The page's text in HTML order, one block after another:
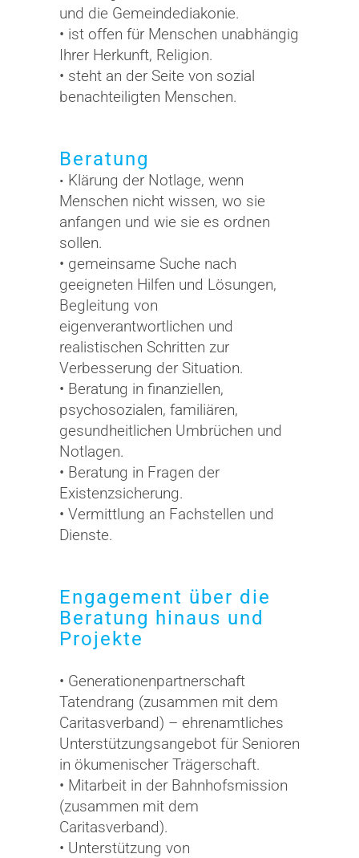
und die Gemeindediakonie.
• ist offen für Menschen unabhängig
Ihrer Herkunft, Religion.
• steht an der Seite von sozial
benachteiligten Menschen.
Beratung
• Klärung der Notlage, wenn
Menschen nicht wissen, wo sie
anfangen und wie sie es ordnen
sollen.
• gemeinsame Suche nach
geeigneten Hilfen und Lösungen,
Begleitung von
eigenverantwortlichen und
realistischen Schritten zur
Verbesserung der Situation.
• Beratung in finanziellen,
psychosozialen, familiären,
gesundheitlichen Umbrüchen und
Notlagen.
• Beratung in Fragen der
Existenzsicherung.
• Vermittlung an Fachstellen und
Dienste.
Engagement über die
Beratung hinaus und
Projekte
• Generationenpartnerschaft
Tatendrang (zusammen mit dem
Caritasverband) – ehrenamtliches
Unterstützungsangebot für Senioren
in ökumenischer Trägerschaft.
• Mitarbeit in der Bahnhofsmission
(zusammen mit dem
Caritasverband).
• Unterstützung von